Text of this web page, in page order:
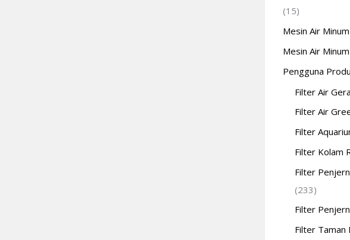
(15)
Mesin Air Minum
Mesin Air
Pengguna
Filter Air
Filter Air
Filter
Filter Kolam
Filter
(233)
Filter
Filter Taman